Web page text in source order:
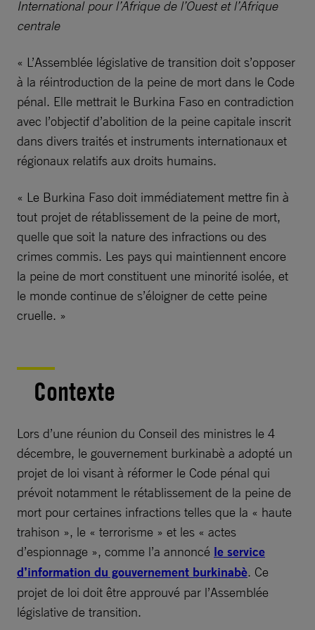
International pour l’Afrique de l’Ouest et l’Afrique
centrale
« L’Assemblée législative de transition doit s’opposer
à la réintroduction de la peine de mort dans le Code
pénal. Elle mettrait le Burkina Faso en contradiction
avec l’objectif d’abolition de la peine capitale inscrit
dans divers traités et instruments internationaux et
régionaux relatifs aux droits humains.
« Le Burkina Faso doit immédiatement mettre fin à
tout projet de rétablissement de la peine de mort,
quelle que soit la nature des infractions ou des
crimes commis. Les pays qui maintiennent encore
la peine de mort constituent une minorité isolée, et
le monde continue de s’éloigner de cette peine
cruelle. »
Contexte
Lors d’une réunion du Conseil des ministres le 4
décembre, le gouvernement burkinabè a adopté un
projet de loi visant à réformer le Code pénal qui
prévoit notamment le rétablissement de la peine de
mort pour certaines infractions telles que la « haute
trahison », le « terrorisme » et les « actes
d’espionnage », comme l’a annoncé le service
d’information du gouvernement burkinabè. Ce
projet de loi doit être approuvé par l’Assemblée
législative de transition.